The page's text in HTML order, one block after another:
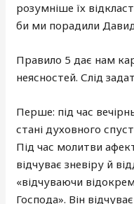
розумніше їх
би ми порадили
Правило 5 дає нам
неясностей. Слід
Перше: під час
стані духовного
Під час молитви
відчуває зневіру й
«відчуваючи
Господа». Він